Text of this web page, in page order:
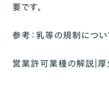
要です。
参考： 乳等の規制につ
営業許可業種の解説｜